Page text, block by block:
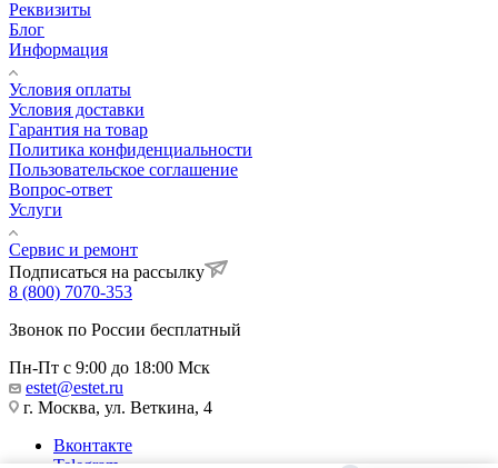
Реквизиты
Блог
Информация
Условия оплаты
Условия доставки
Гарантия на товар
Политика конфиденциальности
Пользовательское соглашение
Вопрос-ответ
Услуги
Сервис и ремонт
Подписаться на рассылку
8 (800) 7070-353
Звонок по России бесплатный
Пн-Пт с 9:00 до 18:00 Мск
estet@estet.ru
г. Москва, ул. Веткина, 4
Вконтакте